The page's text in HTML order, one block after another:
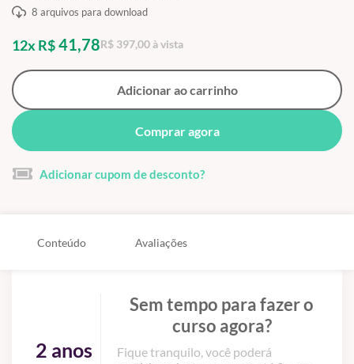
8 arquivos para download
12x R$41,78R$ 397,00 à vista
Adicionar ao carrinho
Comprar agora
Adicionar cupom de desconto?
Conteúdo Avaliações
2 anos
Sem tempo para fazer o
curso agora?
Fique tranquilo, você poderá